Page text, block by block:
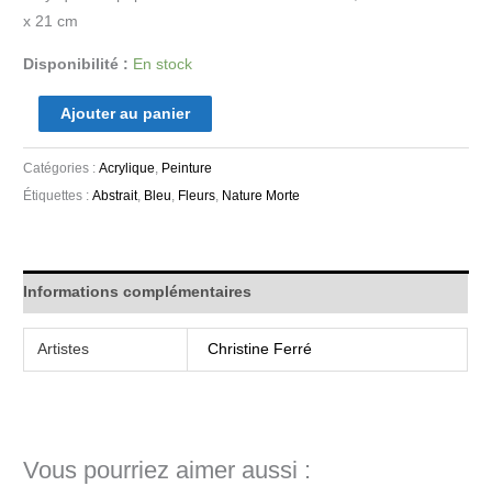
x 21 cm
Disponibilité : En stock
Ajouter au panier
Catégories :Acrylique, Peinture
Étiquettes :Abstrait, Bleu, Fleurs, Nature Morte
Informations complémentaires
Artistes Christine Ferré
Vous pourriez aimer aussi :